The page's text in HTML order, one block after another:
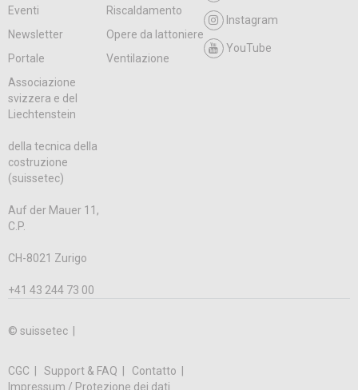
Eventi
Riscaldamento
Newsletter
Opere da lattoniere
Portale
Ventilazione
Instagram
YouTube
Associazione
svizzera e del
Liechtenstein
della tecnica della
costruzione
(suissetec)
Auf der Mauer 11,
C.P.
CH-8021 Zurigo
+41 43 244 73 00
© suissetec |
CGC Support & FAQ
Contatto
Impressum / Protezione dei dati